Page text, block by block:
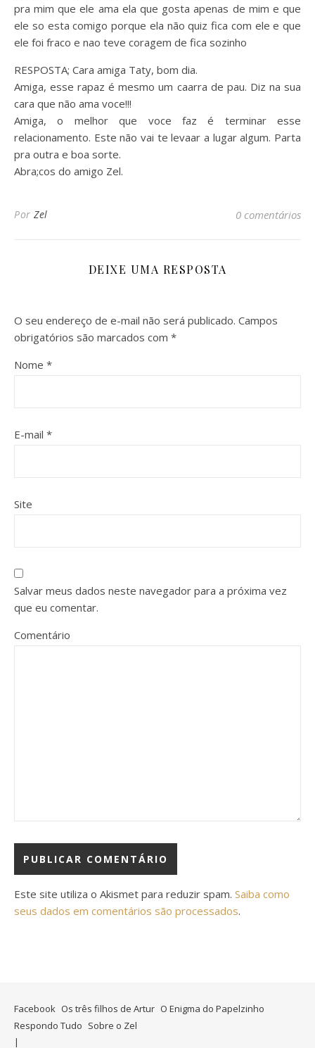
pra mim que ele ama ela que gosta apenas de mim e que
ele so esta comigo porque ela não quiz fica com ele e que
ele foi fraco e nao teve coragem de fica sozinho
RESPOSTA; Cara amiga Taty, bom dia.
Amiga, esse rapaz é mesmo um caarra de pau. Diz na sua
cara que não ama voce!!!
Amiga, o melhor que voce faz é terminar esse
relacionamento. Este não vai te levaar a lugar algum. Parta
pra outra e boa sorte.
Abra;cos do amigo Zel.
Por Zel 0 comentários
DEIXE UMA RESPOSTA
O seu endereço de e-mail não será publicado. Campos
obrigatórios são marcados com *
Nome *
E-mail *
Site
Salvar meus dados neste navegador para a próxima vez
que eu comentar.
Comentário
Este site utiliza o Akismet para reduzir spam. Saiba como
seus dados em comentários são processados.
Facebook Os três filhos de Artur O Enigma do Papelzinho
Respondo Tudo Sobre o Zel